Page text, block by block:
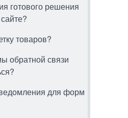
готового решения
товаров?
обратной связи
для форм